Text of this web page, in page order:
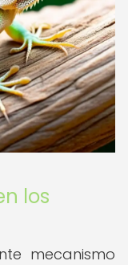
los
mecanismo